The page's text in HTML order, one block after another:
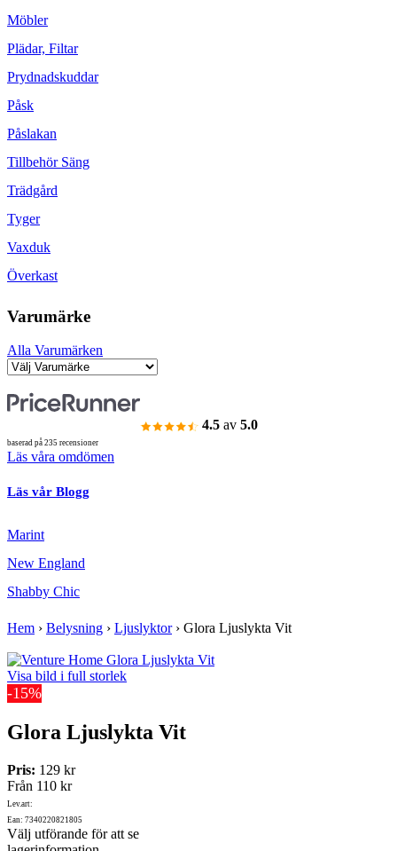
Möbler
Plädar, Filtar
Prydnadskuddar
Påsk
Påslakan
Tillbehör Säng
Trädgård
Tyger
Vaxduk
Överkast
Varumärke
Alla Varumärken
4.5 av 5.0
baserad på 235 recensioner
Läs våra omdömen
Läs vår Blogg
Marint
New England
Shabby Chic
Hem › Belysning › Ljuslyktor› Glora Ljuslykta Vit
Visa bild i full storlek
-15%
Glora Ljuslykta Vit
Pris: 129 kr
Från 110 kr
Lev.art:
Ean: 7340220821805
Välj utförande för att se